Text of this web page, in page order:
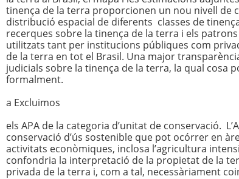
tinença de la terra proporcionen un nou nivell de
distribució espacial de diferents classes de
recerques sobre la tinença de la terra i els
utilitzats tant per institucions públiques com
de la terra en tot el Brasil. Una major
judicials sobre la tinença de la terra, la qual cosa
formalment.
a Excluimos
els APA de la categoria d’unitat de conservació.
conservació d’ús sostenible que pot ocórrer en
activitats econòmiques, inclosa l’agricultura
confondria la interpretació de la propietat de la
privada de la terra i, com a tal, necessàriament